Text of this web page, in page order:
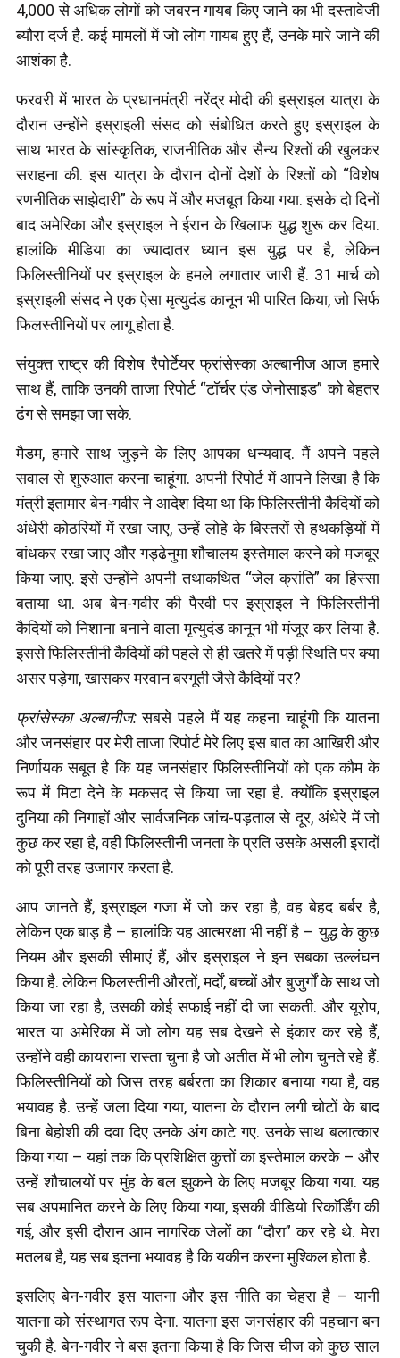
4,000 से अधिक लोगों को जबरन गायब किए जाने का भी दस्तावेजी
ब्यौरा दर्ज है. कई मामलों में जो लोग गायब हुए हैं, उनके मारे जाने की
आशंका है.
फरवरी में भारत के प्रधानमंत्री नरेंद्र मोदी की इस्राइल यात्रा के
दौरान उन्होंने इस्राइली संसद को संबोधित करते हुए इस्राइल के
साथ भारत के सांस्कृतिक, राजनीतिक और सैन्य रिश्तों की खुलकर
सराहना की. इस यात्रा के दौरान दोनों देशों के रिश्तों को “विशेष
रणनीतिक साझेदारी” के रूप में और मजबूत किया गया. इसके दो दिनों
बाद अमेरिका और इस्राइल ने ईरान के खिलाफ युद्ध शुरू कर दिया.
हालांकि मीडिया का ज्यादातर ध्यान इस युद्ध पर है, लेकिन
फिलिस्तीनियों पर इस्राइल के हमले लगातार जारी हैं. 31 मार्च को
इस्राइली संसद ने एक ऐसा मृत्युदंड कानून भी पारित किया, जो सिर्फ
फिलस्तीनियों पर लागू होता है.
संयुक्त राष्ट्र की विशेष रैपोर्टेयर फ्रांसेस्का अल्बानीज आज हमारे
साथ हैं, ताकि उनकी ताजा रिपोर्ट “टॉर्चर एंड जेनोसाइड” को बेहतर
ढंग से समझा जा सके.
मैडम, हमारे साथ जुड़ने के लिए आपका धन्यवाद. मैं अपने पहले
सवाल से शुरुआत करना चाहूंगा. अपनी रिपोर्ट में आपने लिखा है कि
मंत्री इतामार बेन-गवीर ने आदेश दिया था कि फिलिस्तीनी कैदियों को
अंधेरी कोठरियों में रखा जाए, उन्हें लोहे के बिस्तरों से हथकड़ियों में
बांधकर रखा जाए और गड्ढेनुमा शौचालय इस्तेमाल करने को मजबूर
किया जाए. इसे उन्होंने अपनी तथाकथित “जेल क्रांति” का हिस्सा
बताया था. अब बेन-गवीर की पैरवी पर इस्राइल ने फिलिस्तीनी
कैदियों को निशाना बनाने वाला मृत्युदंड कानून भी मंजूर कर लिया है.
इससे फिलिस्तीनी कैदियों की पहले से ही खतरे में पड़ी स्थिति पर क्या
असर पड़ेगा, खासकर मरवान बरगूती जैसे कैदियों पर?
फ्रांसेस्का अल्बानीज:सबसे पहले मैं यह कहना चाहूंगी कि यातना
और जनसंहार पर मेरी ताजा रिपोर्ट मेरे लिए इस बात का आखिरी और
निर्णायक सबूत है कि यह जनसंहार फिलिस्तीनियों को एक कौम के
रूप में मिटा देने के मकसद से किया जा रहा है. क्योंकि इस्राइल
दुनिया की निगाहों और सार्वजनिक जांच-पड़ताल से दूर, अंधेरे में जो
कुछ कर रहा है, वही फिलिस्तीनी जनता के प्रति उसके असली इरादों
को पूरी तरह उजागर करता है.
आप जानते हैं, इस्राइल गजा में जो कर रहा है, वह बेहद बर्बर है,
लेकिन एक बाड़ है – हालांकि यह आत्मरक्षा भी नहीं है – युद्ध के कुछ
नियम और इसकी सीमाएं हैं, और इस्राइल ने इन सबका उल्लंघन
किया है. लेकिन फिलस्तीनी औरतों, मर्दों, बच्चों और बुजुर्गों के साथ जो
किया जा रहा है, उसकी कोई सफाई नहीं दी जा सकती. और यूरोप,
भारत या अमेरिका में जो लोग यह सब देखने से इंकार कर रहे हैं,
उन्होंने वही कायराना रास्ता चुना है जो अतीत में भी लोग चुनते रहे हैं.
फिलिस्तीनियों को जिस तरह बर्बरता का शिकार बनाया गया है, वह
भयावह है. उन्हें जला दिया गया, यातना के दौरान लगी चोटों के बाद
बिना बेहोशी की दवा दिए उनके अंग काटे गए. उनके साथ बलात्कार
किया गया – यहां तक कि प्रशिक्षित कुत्तों का इस्तेमाल करके – और
उन्हें शौचालयों पर मुंह के बल झुकने के लिए मजबूर किया गया. यह
सब अपमानित करने के लिए किया गया, इसकी वीडियो रिकाॅर्डिंग की
गई, और इसी दौरान आम नागरिक जेलों का “दौरा” कर रहे थे. मेरा
मतलब है, यह सब इतना भयावह है कि यकीन करना मुश्किल होता है.
इसलिए बेन-गवीर इस यातना और इस नीति का चेहरा है – यानी
यातना को संस्थागत रूप देना. यातना इस जनसंहार की पहचान बन
चुकी है. बेन-गवीर ने बस इतना किया है कि जिस चीज को कुछ साल